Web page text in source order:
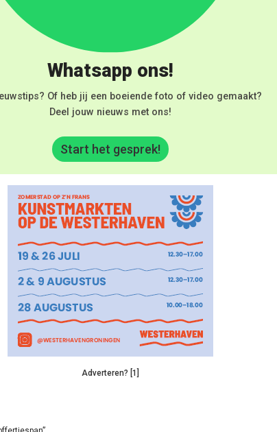
Whatsapp ons!
Of heb jij een boeiende foto of video gemaakt?
Deel jouw nieuws met ons!
Start het gesprek!
Adverteren? [1]